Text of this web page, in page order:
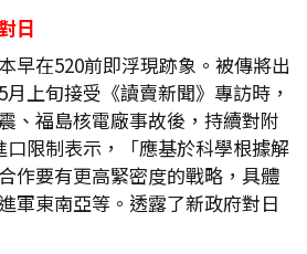
日
早在520前即浮現跡象。被傳將出
上旬接受《讀賣新聞》專訪時，
、福島核電廠事故後，持續對附
限制表示，「應基於科學根據解
作要有更高緊密度的戰略，具體
軍東南亞等。透露了新政府對日